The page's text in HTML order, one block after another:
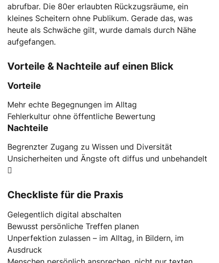
abrufbar. Die 80er erlaubten Rückzugsräume, ein
kleines Scheitern ohne Publikum. Gerade das, was
heute als Schwäche gilt, wurde damals durch Nähe
aufgefangen.
Vorteile & Nachteile auf einen Blick
Vorteile
Mehr echte Begegnungen im Alltag
Fehlerkultur ohne öffentliche Bewertung
Nachteile
Begrenzter Zugang zu Wissen und Diversität
Unsicherheiten und Ängste oft diffus und unbehandelt
Checkliste für die Praxis
Gelegentlich digital abschalten
Bewusst persönliche Treffen planen
Unperfektion zulassen – im Alltag, in Bildern, im
Ausdruck